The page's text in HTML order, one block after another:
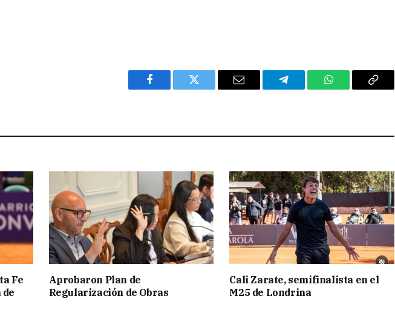
Facebook Twitter Email Telegram WhatsAppCopy
Fe
de
Aprobaron Plan de
Regularización de Obras
Cali Zarate, semifinalista en el
M25 de Londrina